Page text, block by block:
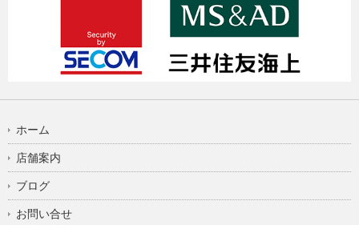
ホーム
店舗案内
ブログ
お問い合せ